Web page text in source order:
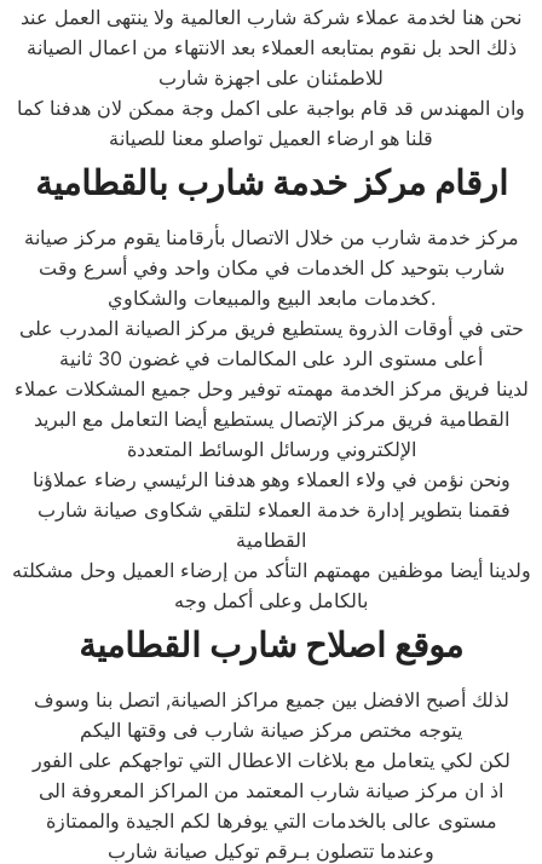
نحن هنا لخدمة عملاء شركة شارب العالمية ولا ينتهى العمل عند
ذلك الحد بل نقوم بمتابعه العملاء بعد الانتهاء من اعمال الصيانة
للاطمئنان على اجهزة شارب
وان المهندس قد قام بواجبة على اكمل وجة ممكن لان هدفنا كما
قلنا هو ارضاء العميل تواصلو معنا للصيانة
ارقام مركز خدمة شارب بالقطامية
مركز خدمة شارب من خلال الاتصال بأرقامنا يقوم مركز صيانة
شارب بتوحيد كل الخدمات في مكان واحد وفي أسرع وقت
كخدمات مابعد البيع والمبيعات والشكاوي.
حتى في أوقات الذروة يستطيع فريق مركز الصيانة المدرب على
أعلى مستوى الرد على المكالمات في غضون 30 ثانية
لدينا فريق مركز الخدمة مهمته توفير وحل جميع المشكلات عملاء
القطامية فريق مركز الإتصال يستطيع أيضا التعامل مع البريد
الإلكتروني ورسائل الوسائط المتعددة
ونحن نؤمن في ولاء العملاء وهو هدفنا الرئيسي رضاء عملاؤنا
القطامية
ولدينا أيضا موظفين مهمتهم التأكد من إرضاء العميل وحل مشكلته
بالكامل وعلى أكمل وجه
موقع اصلاح شارب القطامية
لذلك أصبح الافضل بين جميع مراكز الصيانة, اتصل بنا وسوف
يتوجه مختص مركز صيانة شارب فى وقتها اليكم
لكن لكي يتعامل مع بلاغات الاعطال التي تواجهكم على الفور
اذ ان مركز صيانة شارب المعتمد من المراكز المعروفة الى
مستوى عالى بالخدمات التي يوفرها لكم الجيدة والممتازة
وعندما تتصلون بـرقم توكيل صيانة شارب